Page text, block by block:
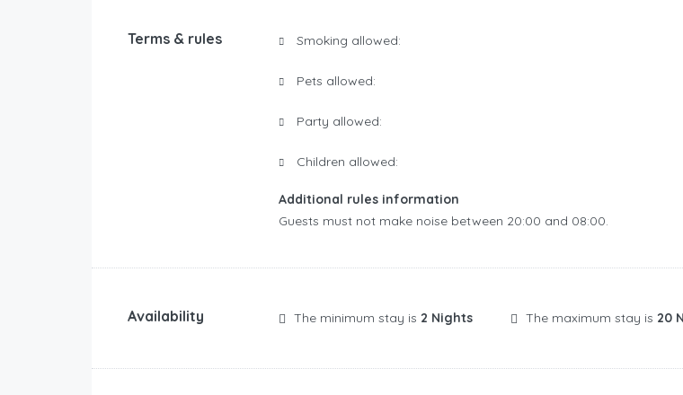
Terms & rules Smoking allowed:
Pets allowed:
Party allowed:
Children allowed:
Additional rules information
Guests must not make noise between 20:00 and 08:00.
Availability The minimum stay is 2 Nights The maximum stay is 20